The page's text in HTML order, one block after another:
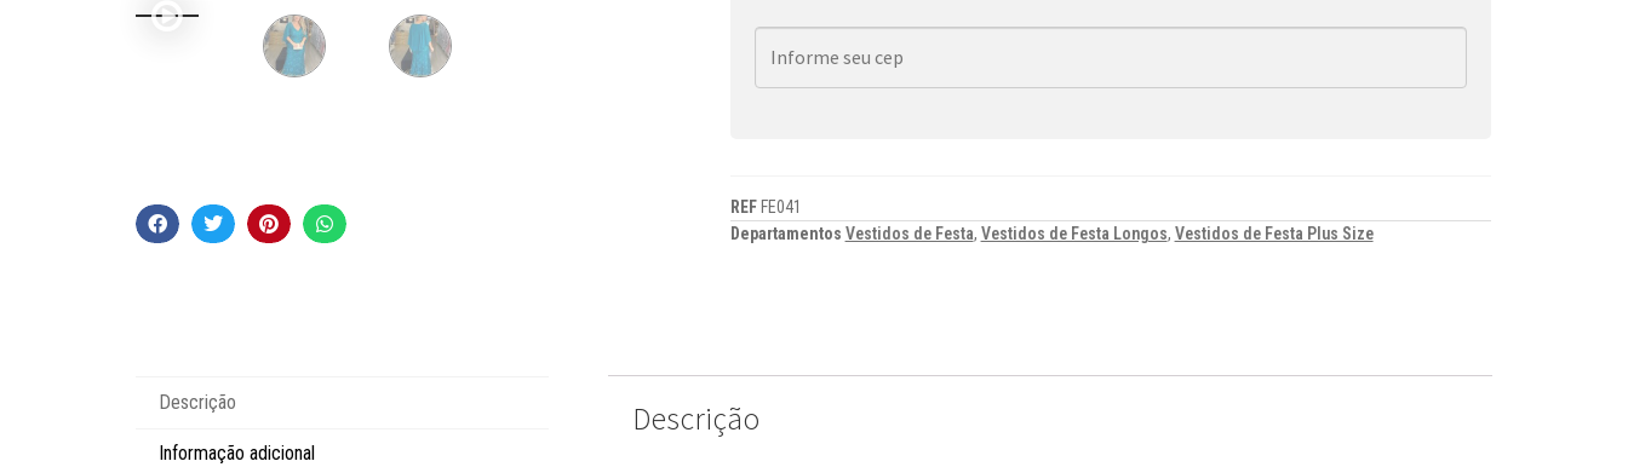
REF FE041
Departamentos Vestidos de Festa, Vestidos de Festa Longos, Vestidos de Festa Plus Size
Descrição
Informação adicional
Descrição